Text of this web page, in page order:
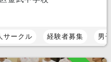
サークル 経験者募集 男